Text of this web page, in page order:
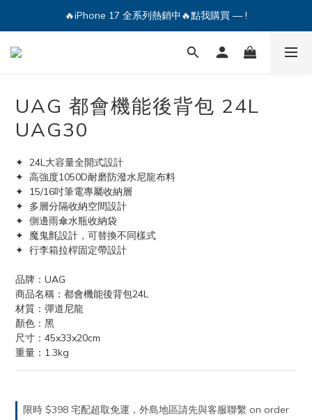
🔥iPhone 17 全系列熱銷中🔥點我購買 — !
💕加入Q哥 Line 新好友領優惠券！🎫
🔥iPhone 17 全系列熱銷中🔥點我購買 — !
UAG 都會機能後背包 24L
UAG30
✦  24L大容量全開式設計
✦  高強度1050D耐磨防潑水尼龍布料
✦  15/16吋筆電專屬收納層
✦  多層分隔收納空間設計
✦  側邊雨傘水瓶收納袋
✦  魔鬼氈設計，可替換不同樣式
✦  行李箱拉桿固定帶設計
品牌：UAG
商品名稱：都會機能後背包24L
材質：彈道尼龍
顏色：黑
尺寸：45x33x20cm
重量：1.3kg
限時 $398 宅配超取免運，外島地區請先與客服聯繫 on order